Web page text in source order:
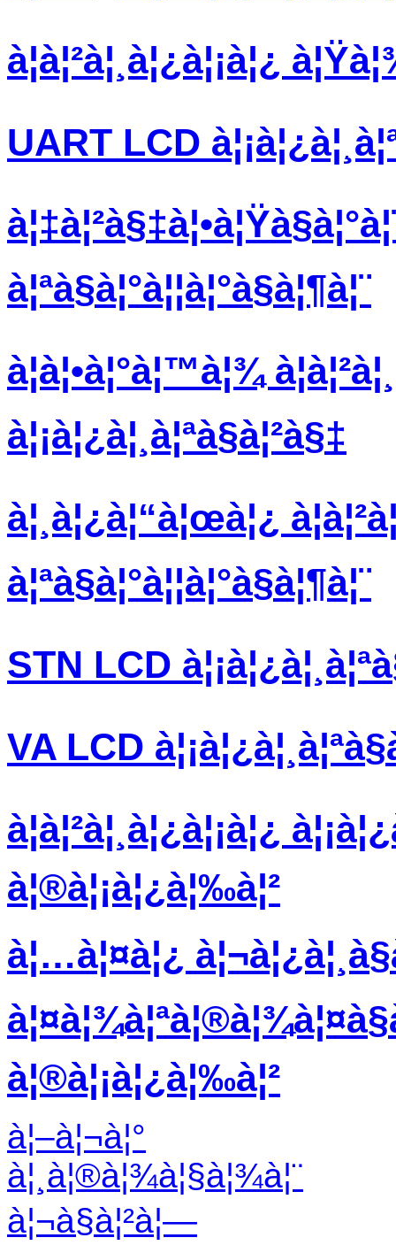
à¦à¦²à¦¸à¦¿à¦¡à¦¿
UART LCD
à¦ªà§à¦°à¦¦à¦°à§à¦¶à¦¨
à¦à¦•à¦°à¦™à¦¾
à¦¡à¦¿à¦¸à¦ªà§à¦²à§‡
à¦¸à¦¿à¦“à¦œà¦¿
à¦ªà§à¦°à¦¦à¦°à§à¦¶à¦¨
STN LCD
VA LCD
à¦à¦²à¦¸à¦¿à¦¡à¦¿
à¦®à¦¡à¦¿à¦‰à¦²
à¦…à¦¤à¦¿
à¦®à¦¡à¦¿à¦‰à¦²
à¦–à¦¬à¦°
à¦¸à¦®à¦¾à¦§à¦¾à¦¨
à¦¬à§à¦²à¦—